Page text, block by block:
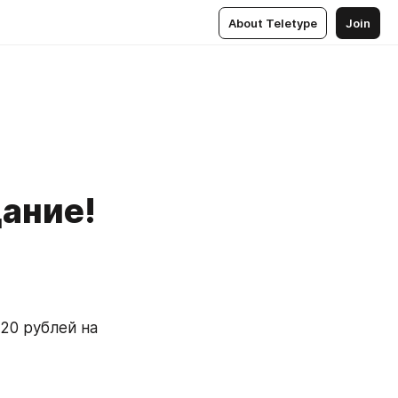
About Teletype Join
рублей на